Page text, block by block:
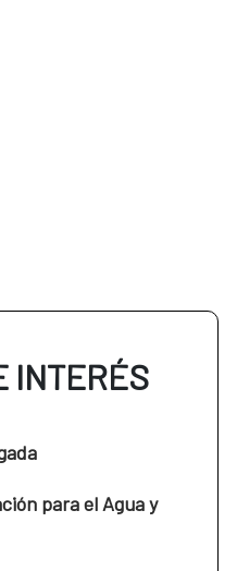
INTERÉS
para el Agua y